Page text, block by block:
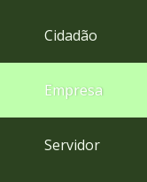
Ir
menu
Cidadão
Empresa
Servidor